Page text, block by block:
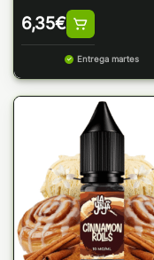
6,35€
Entrega martes